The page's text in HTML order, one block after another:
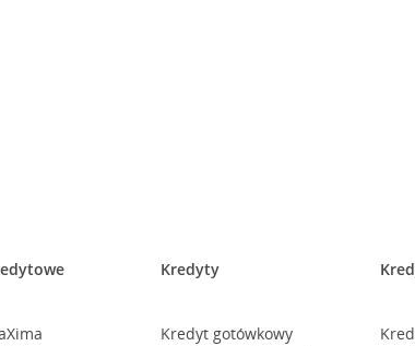
Kredyty
Kredyt gotówkowy